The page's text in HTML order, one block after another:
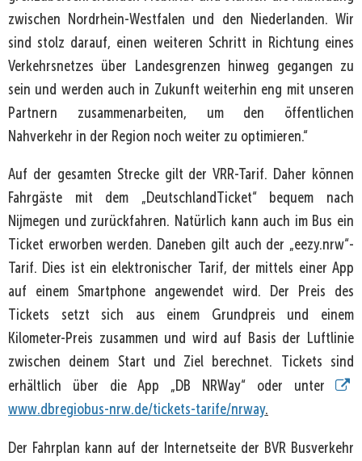
zwischen Nordrhein-Westfalen und den Niederlanden. Wir
sind stolz darauf, einen weiteren Schritt in Richtung eines
Verkehrsnetzes über Landesgrenzen hinweg gegangen zu
sein und werden auch in Zukunft weiterhin eng mit unseren
Partnern zusammenarbeiten, um den öffentlichen
Nahverkehr in der Region noch weiter zu optimieren.“
Auf der gesamten Strecke gilt der VRR-Tarif. Daher können
Fahrgäste mit dem „DeutschlandTicket“ bequem nach
Nijmegen und zurückfahren. Natürlich kann auch im Bus ein
Ticket erworben werden. Daneben gilt auch der „eezy.nrw“-
Tarif. Dies ist ein elektronischer Tarif, der mittels einer App
auf einem Smartphone angewendet wird. Der Preis des
Tickets setzt sich aus einem Grundpreis und einem
Kilometer-Preis zusammen und wird auf Basis der Luftlinie
zwischen deinem Start und Ziel berechnet. Tickets sind
erhältlich über die App „DB NRWay“ oder unter
www.dbregiobus-nrw.de/tickets-tarife/nrway.
Der Fahrplan kann auf der Internetseite der BVR Busverkehr